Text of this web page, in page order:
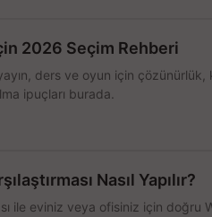
2026 Seçim Rehberi
ders ve oyun için çözünürlük,
ipuçları burada.
Nasıl Yapılır?
ile eviniz veya ofisiniz için doğru